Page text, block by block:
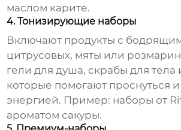
маслом карите.
4. Тонизирующие наборы
Включают продукты с
цитрусовых, мяты или
гели для душа, скрабы для тела
которые помогают проснуться
энергией. Пример: наборы от
ароматом сакуры.